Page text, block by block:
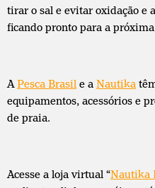
tirar o sal e evitar oxidação e
ficando pronto para a próxima
A Pesca Brasil e a Nautika
equipamentos, acessórios e
de praia.
Acesse a loja virtual “Nautika